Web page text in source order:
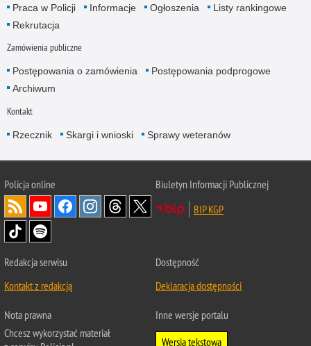
Praca w Policji Informacje Ogłoszenia
Listy rankingowe
Rekrutacja
Zamówienia publiczne
Postępowania o zamówienia
Postępowania podprogowe
Archiwum
Kontakt
Rzecznik Skargi i wnioski Sprawy weteranów
Policjaonline
Biuletyn Informacji Publicznej
BIP KGP
Redakcja serwisu
Kontakt z redakcją
Dostępność
Deklaracja dostępności
Nota prawna
Chcesz wykorzystać materiał
Inne wersje portalu
Wersja tekstowa